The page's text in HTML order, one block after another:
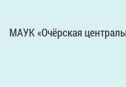
МАУК «Очёрская